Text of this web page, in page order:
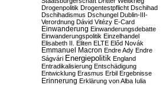
Drogenpolitik Drogentestpflicht Dschihad
Dschihadismus Dschungel Dublin-III-
Verordnung Dávid Vitézy E-Card
Einwanderung Einwanderungsdebatte
Einwanderungspolitik Einzelhandel
Elisabeth II. Eliten ELTE Előd Novák
Emmanuel Macron Endre Ady Endre
Ságvári Energiepolitik England
Entradikalisierung Entschädigung
Entwicklung Erasmus Erbil Ergebnisse
Erinnerung Erklärung von Alba Iulia